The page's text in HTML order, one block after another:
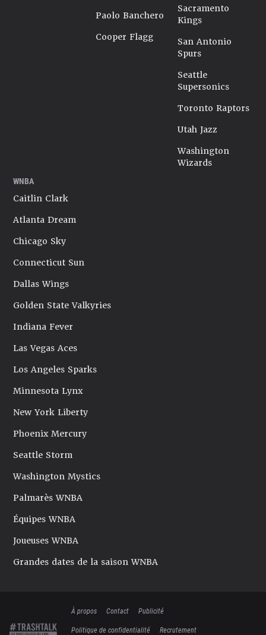
Paolo Banchero
Cooper Flagg
Sacramento
Kings
San Antonio
Spurs
Seattle
Supersonics
Toronto Raptors
Utah Jazz
Washington
Wizards
WNBA
Caitlin Clark
Atlanta Dream
Chicago Sky
Connecticut Sun
Dallas Wings
Golden State Valkyries
Indiana Fever
Las Vegas Aces
Los Angeles Sparks
Minnesota Lynx
New York Liberty
Phoenix Mercury
Seattle Storm
Washington Mystics
Palmarès WNBA
Équipes WNBA
Joueuses WNBA
Grandes dates de la saison WNBA
À propos Contact
Publicité
Politique de confidentialité
Recrutement